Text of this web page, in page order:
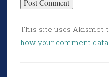
This site uses Akismet
how your comment